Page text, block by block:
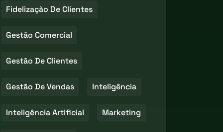
Fidelização De Clientes
Gestão Comercial
Gestão De Clientes
Gestão De Vendas Inteligência
Inteligência Artificial Marketing